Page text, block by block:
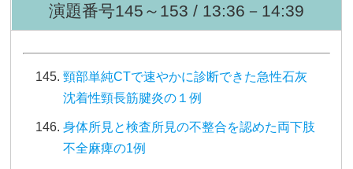
演題番号145～153 / 13:36－14:39
頸部単純CTで速やかに診断できた急性石灰
沈着性頸長筋腱炎の１例
身体所見と検査所見の不整合を認めた両下肢
不全麻痺の1例